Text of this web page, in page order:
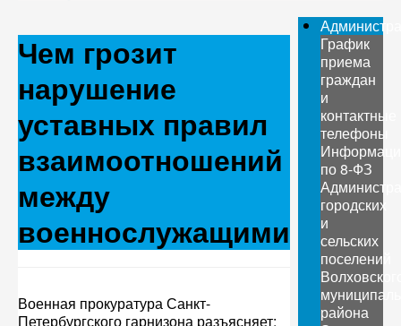
Чем грозит
нарушение
уставных правил
взаимоотношений
между
военнослужащими
Военная прокуратура Санкт-
Петербургского гарнизона разъясняет:
График
приема
граждан
и
контактные
телефоны
по 8-ФЗ
городских
и
сельских
поселений
района